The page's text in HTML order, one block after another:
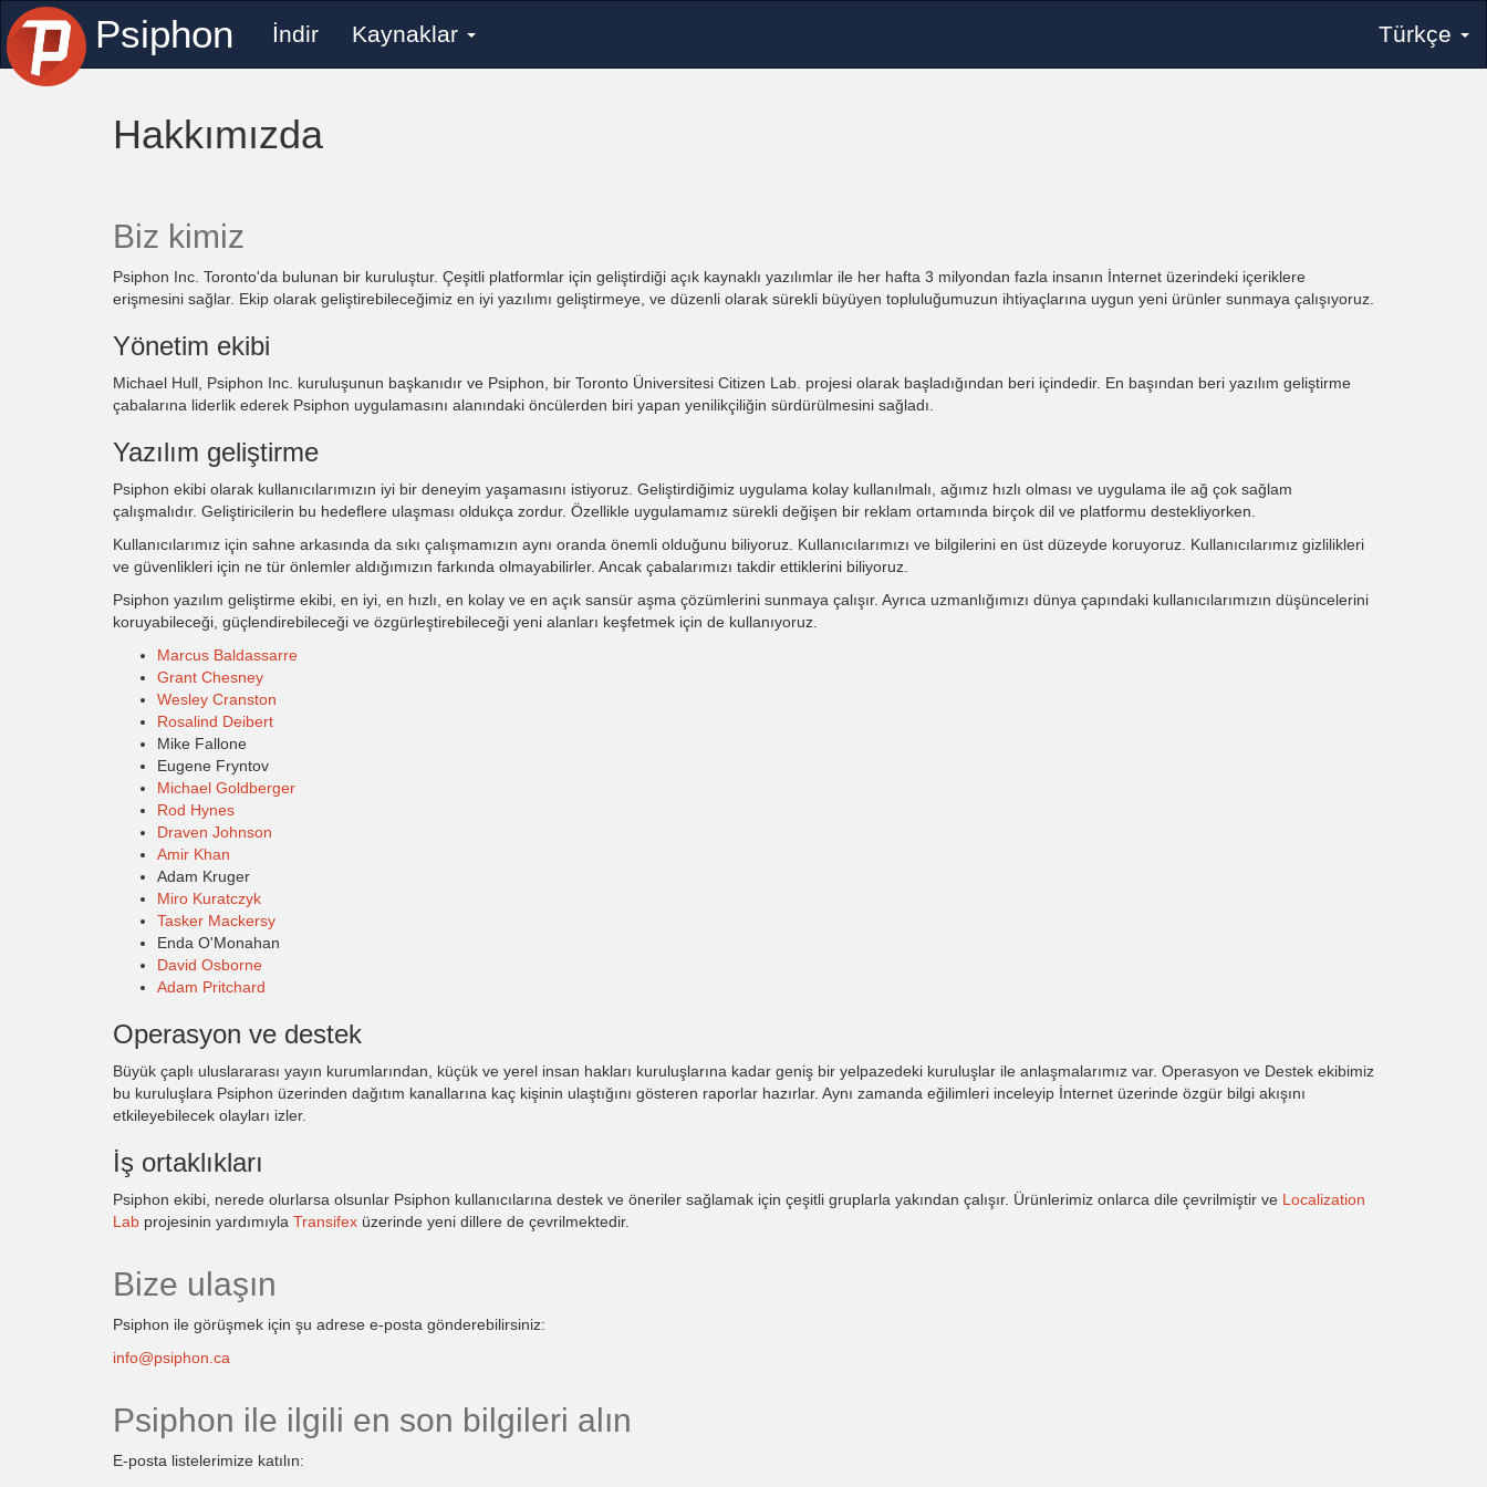
Psiphon İndir Kaynaklar Türkçe
Hakkımızda
Biz kimiz
Psiphon Inc. Toronto'da bulunan bir kuruluştur. Çeşitli platformlar için geliştirdiği açık kaynaklı yazılımlar ile her hafta 3 milyondan fazla insanın İnternet üzerindeki içeriklere
erişmesini sağlar. Ekip olarak geliştirebileceğimiz en iyi yazılımı geliştirmeye, ve düzenli olarak sürekli büyüyen topluluğumuzun ihtiyaçlarına uygun yeni ürünler sunmaya çalışıyoruz.
Yönetim ekibi
Michael Hull, Psiphon Inc. kuruluşunun başkanıdır ve Psiphon, bir Toronto Üniversitesi Citizen Lab. projesi olarak başladığından beri içindedir. En başından beri yazılım geliştirme
çabalarına liderlik ederek Psiphon uygulamasını alanındaki öncülerden biri yapan yenilikçiliğin sürdürülmesini sağladı.
Yazılım geliştirme
Psiphon ekibi olarak kullanıcılarımızın iyi bir deneyim yaşamasını istiyoruz. Geliştirdiğimiz uygulama kolay kullanılmalı, ağımız hızlı olması ve uygulama ile ağ çok sağlam
çalışmalıdır. Geliştiricilerin bu hedeflere ulaşması oldukça zordur. Özellikle uygulamamız sürekli değişen bir reklam ortamında birçok dil ve platformu destekliyorken.
Kullanıcılarımız için sahne arkasında da sıkı çalışmamızın aynı oranda önemli olduğunu biliyoruz. Kullanıcılarımızı ve bilgilerini en üst düzeyde koruyoruz. Kullanıcılarımız gizlilikleri
ve güvenlikleri için ne tür önlemler aldığımızın farkında olmayabilirler. Ancak çabalarımızı takdir ettiklerini biliyoruz.
Psiphon yazılım geliştirme ekibi, en iyi, en hızlı, en kolay ve en açık sansür aşma çözümlerini sunmaya çalışır. Ayrıca uzmanlığımızı dünya çapındaki kullanıcılarımızın düşüncelerini
koruyabileceği, güçlendirebileceği ve özgürleştirebileceği yeni alanları keşfetmek için de kullanıyoruz.
Marcus Baldassarre
Grant Chesney
Wesley Cranston
Rosalind Deibert
Mike Fallone
Eugene Fryntov
Michael Goldberger
Rod Hynes
Draven Johnson
Amir Khan
Adam Kruger
Miro Kuratczyk
Tasker Mackersy
Enda O'Monahan
David Osborne
Adam Pritchard
Operasyon ve destek
Büyük çaplı uluslararası yayın kurumlarından, küçük ve yerel insan hakları kuruluşlarına kadar geniş bir yelpazedeki kuruluşlar ile anlaşmalarımız var. Operasyon ve Destek ekibimiz
bu kuruluşlara Psiphon üzerinden dağıtım kanallarına kaç kişinin ulaştığını gösteren raporlar hazırlar. Aynı zamanda eğilimleri inceleyip İnternet üzerinde özgür bilgi akışını
etkileyebilecek olayları izler.
İş ortaklıkları
Psiphon ekibi, nerede olurlarsa olsunlar Psiphon kullanıcılarına destek ve öneriler sağlamak için çeşitli gruplarla yakından çalışır. Ürünlerimiz onlarca dile çevrilmiştir ve Localization
Lab projesinin yardımıyla Transifex üzerinde yeni dillere de çevrilmektedir.
Bize ulaşın
Psiphon ile görüşmek için şu adrese e-posta gönderebilirsiniz:
info@psiphon.ca
Psiphon ile ilgili en son bilgileri alın
E-posta listelerimize katılın: